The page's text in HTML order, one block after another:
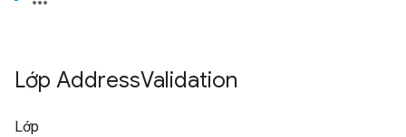
Lớp AddressValidation
Lớp